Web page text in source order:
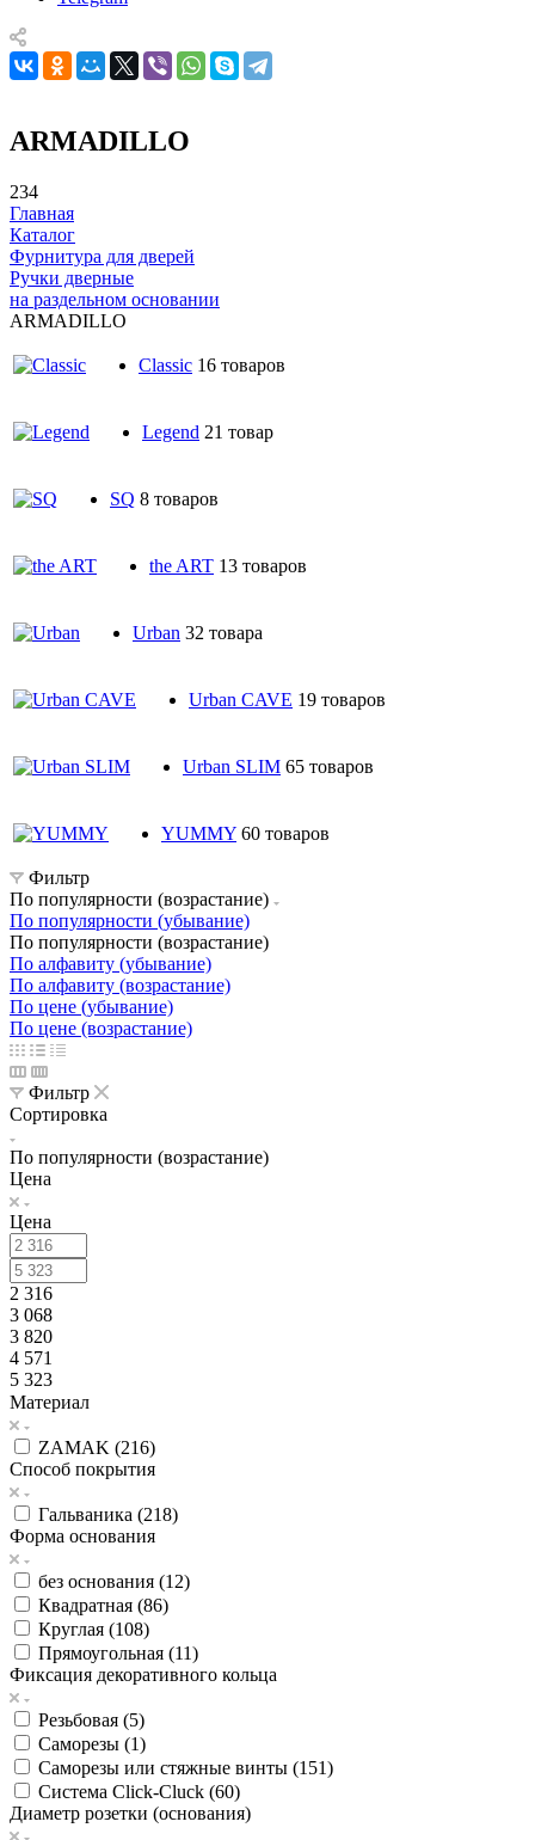
ARMADILLO
234
Главная
Каталог
Фурнитура для дверей
Ручки дверные
на раздельном основании
ARMADILLO
Classic 16 товаров
Legend 21 товар
SQ 8 товаров
the ART 13 товаров
Urban 32 товара
Urban CAVE 19 товаров
Urban SLIM 65 товаров
YUMMY 60 товаров
Фильтр
По популярности (возрастание)
По популярности (убывание)
По популярности (возрастание)
По алфавиту (убывание)
По алфавиту (возрастание)
По цене (убывание)
По цене (возрастание)
Фильтр
Сортировка
По популярности (возрастание)
Цена
Цена
2 316
3 068
3 820
4 571
5 323
Материал
ZAMAK (216)
Способ покрытия
Гальваника (218)
Форма основания
без основания (12)
Квадратная (86)
Круглая (108)
Прямоугольная (11)
Фиксация декоративного кольца
Резьбовая (5)
Саморезы (1)
Саморезы или стяжные винты (151)
Система Click-Cluck (60)
Диаметр розетки (основания)